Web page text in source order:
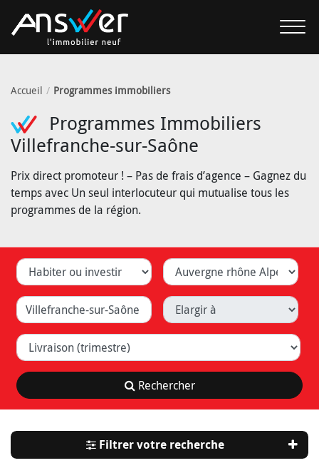
Accueil Programmes immobiliers
Programmes Immobiliers
Villefranche-sur-Saône
Prix direct promoteur ! – Pas de frais d’agence – Gagnez du
temps avec Un seul interlocuteur qui mutualise tous les
programmes de la région.
Habiter ou investir Département
Ville (Lyon, Caluire, ...) Elargir à
Livraison (trimestre)
Rechercher
Filtrer votre recherche